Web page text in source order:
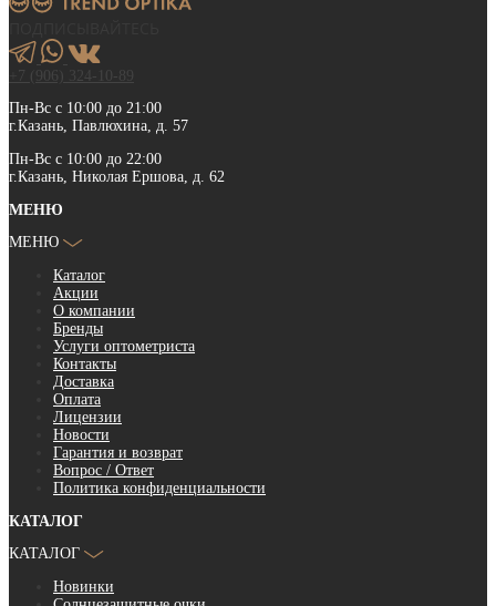
+7 (906) 324-10-89
Пн-Вс с 10:00 до 21:00
г.Казань, Павлюхина, д. 57
Пн-Вс с 10:00 до 22:00
г.Казань, Николая Ершова, д. 62
МЕНЮ
МЕНЮ
Каталог
Акции
О компании
Бренды
Услуги оптометриста
Контакты
Доставка
Оплата
Лицензии
Новости
Гарантия и возврат
Вопрос / Ответ
Политика конфиденциальности
КАТАЛОГ
КАТАЛОГ
Новинки